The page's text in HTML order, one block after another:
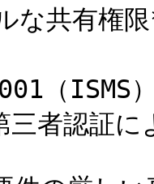
共有権
（ISMS
者認証